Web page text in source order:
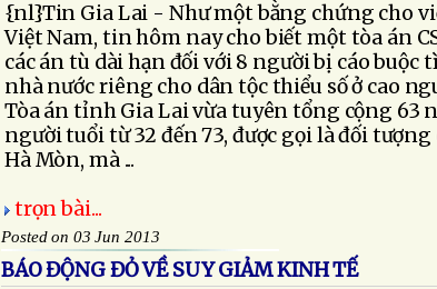
{nl}Tin Gia Lai - Như một bằng chứng cho
Việt Nam, tin hôm nay cho biết một tòa án
các án tù dài hạn đối với 8 người bị cáo buộc
nhà nước riêng cho dân tộc thiểu số ở cao
Tòa án tỉnh Gia Lai vừa tuyên tổng cộng 63
người tuổi từ 32 đến 73, được gọi là đối tượng
Hà Mòn, mà ...
trọn bài...
Posted on 03 Jun 2013
BÁO ĐỘNG ĐỎ VỀ SUY GIẢM KINH TẾ